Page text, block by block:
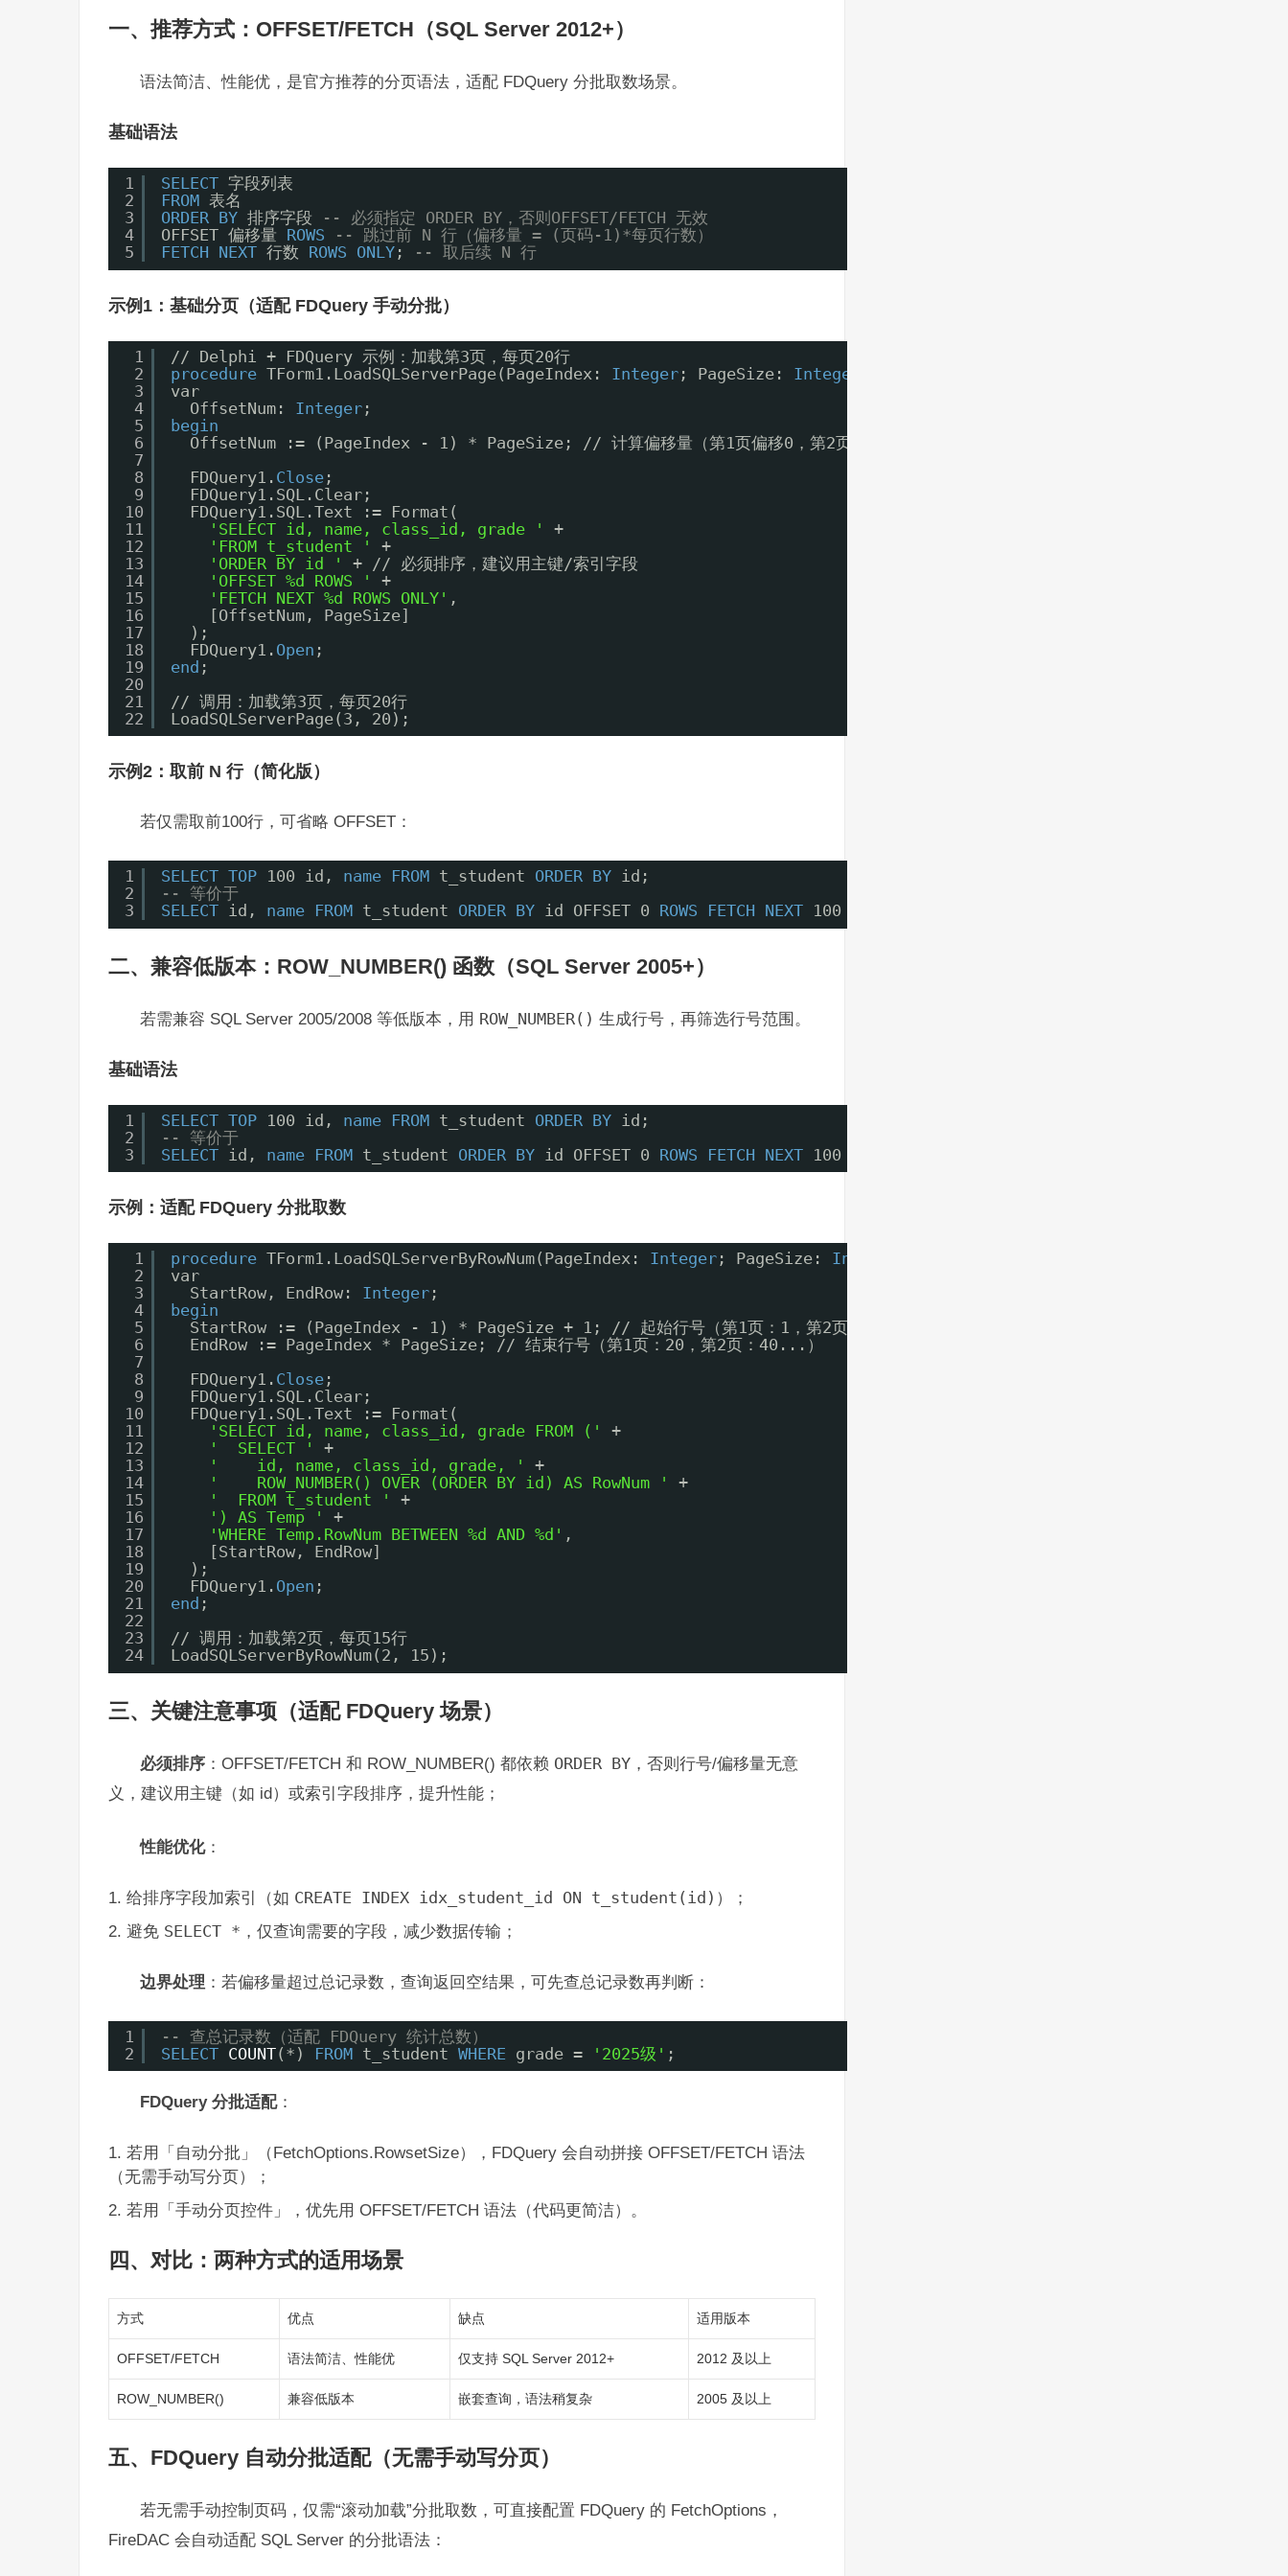
一、推荐方式：OFFSET/FETCH（SQL Server 2012+）
语法简洁、性能优，是官方推荐的分页语法，适配 FDQuery 分批取数场景。
基础语法
1
2
3
4
5
SELECT 字段列表
FROM
表名
ORDER
BY 排序字段
-- 必须指定 ORDER BY，否则OFFSET/FETCH 无效
OFFSET 偏移量
ROWS
-- 跳过前 N 行（偏移量 = (页码-1)*每页行数）
FETCH
NEXT 行数 ROWS ONLY; -- 取后续 N 行
示例1：基础分页（适配 FDQuery 手动分批）
1
2
3
4
5
6
7
8
9
10
11
12
13
14
15
16
17
18
19
20
21
22
// Delphi + FDQuery 示例：加载第3页，每页20行
procedure TForm1.LoadSQLServerPage(PageIndex: Integer; PageSize: Integer
var
OffsetNum: Integer;
begin
OffsetNum := (PageIndex - 1) * PageSize; // 计算偏移量（第1页偏移0，第2页偏移20...）
FDQuery1. Close;
FDQuery1.SQL.Clear;
FDQuery1.SQL.Text := Format(
'SELECT id, name, class_id, grade '
+
'FROM t_student '
+
'ORDER BY id '
+ // 必须排序，建议用主键/索引字段
'OFFSET %d ROWS '
+
'FETCH NEXT %d ROWS ONLY' ,
[OffsetNum, PageSize]
);
FDQuery1. Open ;
end ;
// 调用：加载第3页，每页20行
LoadSQLServerPage(3, 20);
示例2：取前 N 行（简化版）
若仅需取前100行，可省略 OFFSET：
1
2
3
SELECT TOP 100 id, name FROM t_student ORDER BY
id;
-- 等价于
SELECT
id, name FROM t_student ORDER BY id OFFSET 0 ROWS FETCH NEXT 100
二、兼容低版本：ROW_NUMBER() 函数（SQL Server 2005+）
若需兼容 SQL Server 2005/2008 等低版本，用 ROW_NUMBER() 生成行号，再筛选行号范围。
基础语法
1
2
3
SELECT TOP 100 id, name FROM t_student ORDER BY
id;
-- 等价于
SELECT
id, name FROM t_student ORDER BY id OFFSET 0 ROWS FETCH NEXT 100
示例：适配 FDQuery 分批取数
1
2
3
4
5
6
7
8
9
10
11
12
13
14
15
16
17
18
19
20
21
22
23
24
procedure TForm1.LoadSQLServerByRowNum(PageIndex: Integer; PageSize: Integer
var
StartRow, EndRow: Integer;
begin
StartRow := (PageIndex - 1) * PageSize + 1; // 起始行号（第1页：1，第2页：21...）
EndRow := PageIndex * PageSize; // 结束行号（第1页：20，第2页：40...）
FDQuery1. Close;
FDQuery1.SQL.Clear;
FDQuery1.SQL.Text := Format(
'SELECT id, name, class_id, grade FROM ('
+
'  SELECT '
+
'    id, name, class_id, grade, '
+
'    ROW_NUMBER() OVER (ORDER BY id) AS RowNum '
+
'  FROM t_student '
+
') AS Temp '
+
'WHERE Temp.RowNum BETWEEN %d AND %d' ,
[StartRow, EndRow]
);
FDQuery1. Open ;
end ;
// 调用：加载第2页，每页15行
LoadSQLServerByRowNum(2, 15);
三、关键注意事项（适配 FDQuery 场景）
必须排序 ：OFFSET/FETCH 和 ROW_NUMBER() 都依赖 ORDER BY ，否则行号/偏移量无意
义，建议用主键（如 id）或索引字段排序，提升性能；
性能优化：
给排序字段加索引（如 CREATE INDEX idx_student_id ON t_student(id) ）；
避免 SELECT * ，仅查询需要的字段，减少数据传输；
边界处理 ：若偏移量超过总记录数，查询返回空结果，可先查总记录数再判断：
1
2
-- 查总记录数（适配 FDQuery 统计总数）
SELECT
COUNT(*) FROM t_student WHERE grade = '2025级' ;
FDQuery 分批适配：
若用「自动分批」（FetchOptions.RowsetSize），FDQuery 会自动拼接 OFFSET/FETCH 语法
（无需手动写分页）；
若用「手动分页控件」，优先用 OFFSET/FETCH 语法（代码更简洁）。
四、对比：两种方式的适用场景
方式 优点 缺点 适用版本
OFFSET/FETCH 语法简洁、性能优 仅支持 SQL Server 2012+ 2012 及以上
ROW_NUMBER() 兼容低版本 嵌套查询，语法稍复杂 2005 及以上
五、FDQuery 自动分批适配（无需手动写分页）
若无需手动控制页码，仅需“滚动加载”分批取数，可直接配置 FDQuery 的 FetchOptions，
FireDAC 会自动适配 SQL Server 的分批语法：